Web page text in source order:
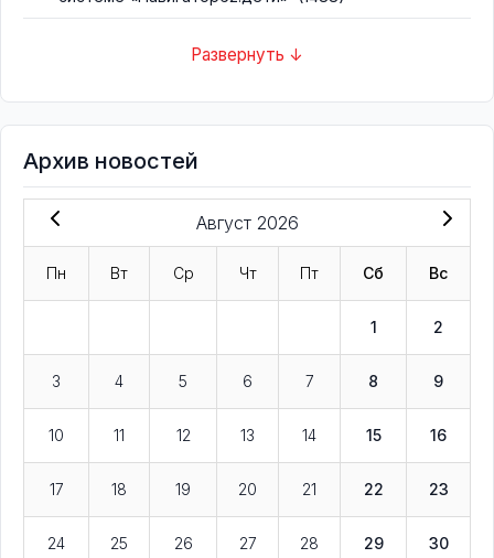
Развернуть ↓
Архив новостей
Август 2026
Пн Вт Ср Чт Пт Сб Вс
1 2
3 4 5 6 7 8 9
10 11 12 13 14 15 16
17 18 19 20 21 22 23
24 25 26 27 28 29 30